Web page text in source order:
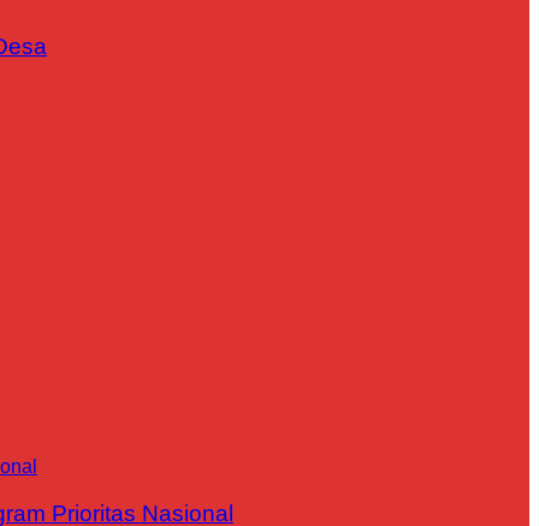
Prioritas Nasional